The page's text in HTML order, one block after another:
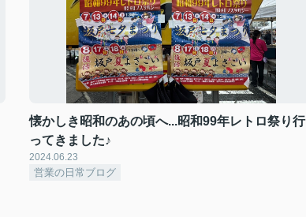
懐かしき昭和のあの頃へ...昭和99年レトロ祭り行
ってきました♪
2024.06.23
営業の日常ブログ